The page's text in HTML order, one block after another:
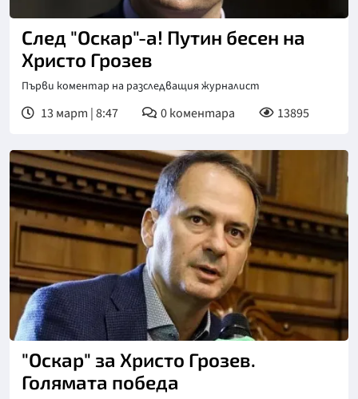
След "Оскар"-а! Путин бесен на
Христо Грозев
Първи коментар на разследващия журналист
13 март | 8:47 0коментара 13895
"Оскар" за Христо Грозев.
Голямата победа